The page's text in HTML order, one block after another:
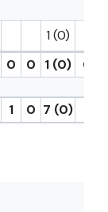
1 (0)
0 0 1 (0) 0
1 0 7 (0)